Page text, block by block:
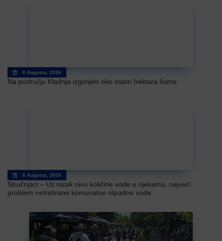
8 Augusta, 2026
Na području Kladnja izgorjelo oko osam hektara šume
8 Augusta, 2026
Stručnjaci – Uz nizak nivo količine vode u rijekama, najveći
problem netretirane komunalne otpadne vode